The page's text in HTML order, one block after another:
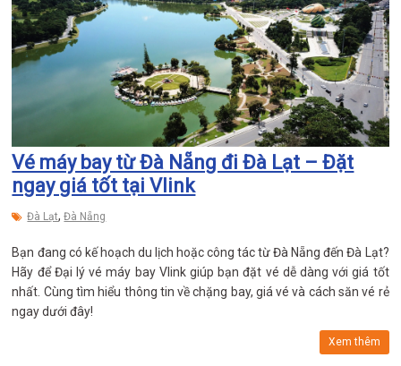
Vé máy bay từ Đà Nẵng đi Đà Lạt – Đặt
ngay giá tốt tại Vlink
Đà Lạt,Đà Nẵng
Bạn đang có kế hoạch du lịch hoặc công tác từ Đà Nẵng đến Đà Lạt?
Hãy để Đại lý vé máy bay Vlink giúp bạn đặt vé dễ dàng với giá tốt
nhất. Cùng tìm hiểu thông tin về chặng bay, giá vé và cách săn vé rẻ
ngay dưới đây!
Xem thêm